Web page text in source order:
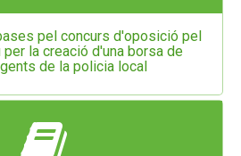
pel concurs d'oposició pel
la creació d'una borsa de
de la policia local